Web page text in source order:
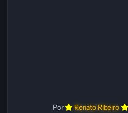
Por Renato Ribeiro